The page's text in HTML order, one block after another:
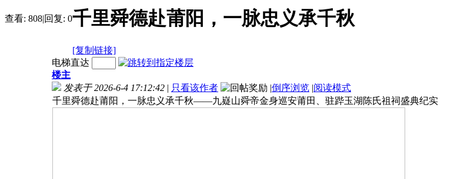
查看: 808|回复: 0千里舜德赴莆阳，一脉忠义承千秋
[复制链接]
电梯直达
楼主
发表于 2026-6-4 17:12:42 | 只看该作者 |倒序浏览 |阅读模式
千里舜德赴莆阳，一脉忠义承千秋——九嶷山舜帝金身巡安莆田、驻跸玉湖陈氏祖祠盛典纪实